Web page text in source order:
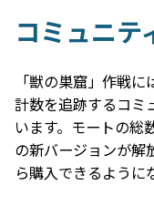
コミュニテ
「獣の巣窟」作戦
計数を追跡するコミ
います。モートの総
の新バージョンが解
ら購入できるように